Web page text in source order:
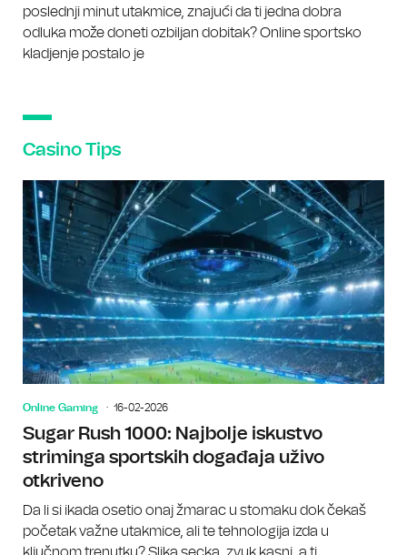
poslednji minut utakmice, znajući da ti jedna dobra
odluka može doneti ozbiljan dobitak? Online sportsko
kladjenje postalo je
Casino Tips
Online Gaming 16-02-2026
Sugar Rush 1000: Najbolje iskustvo
striminga sportskih događaja uživo
otkriveno
Da li si ikada osetio onaj žmarac u stomaku dok čekaš
početak važne utakmice, ali te tehnologija izda u